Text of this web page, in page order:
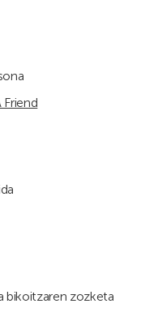
Friend
bikoitzaren zozketa